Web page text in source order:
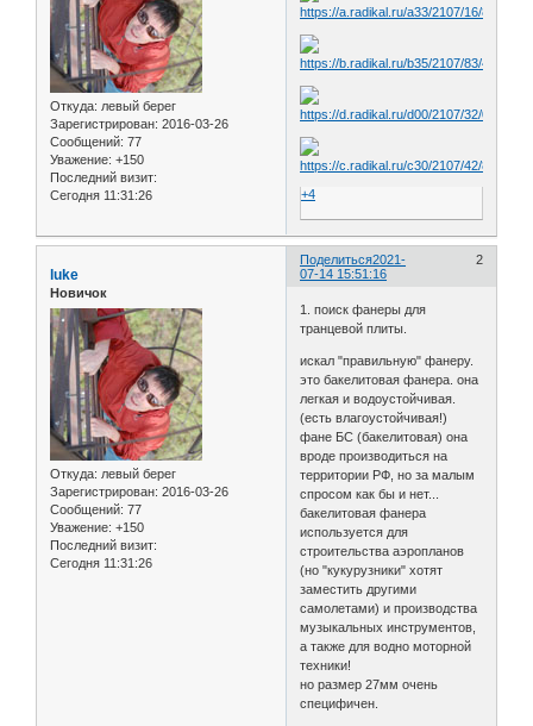
Откуда: левый берег
Зарегистрирован: 2016-03-26
Сообщений: 77
Уважение: +150
Последний визит:
Сегодня 11:31:26
+4
Поделиться 2
2021-
07-14 15:51:16
luke
Новичок
Откуда: левый берег
Зарегистрирован: 2016-03-26
Сообщений: 77
Уважение: +150
Последний визит:
Сегодня 11:31:26
1. поиск фанеры для
транцевой плиты.
искал "правильную" фанеру.
это бакелитовая фанера. она
легкая и водоустойчивая.
(есть влагоустойчивая!)
фане БС (бакелитовая) она
вроде производиться на
территории РФ, но за малым
спросом как бы и нет...
бакелитовая фанера
используется для
строительства аэропланов
(но "кукурузники" хотят
заместить другими
самолетами) и производства
музыкальных инструментов,
а также для водно моторной
техники!
но размер 27мм очень
специфичен.